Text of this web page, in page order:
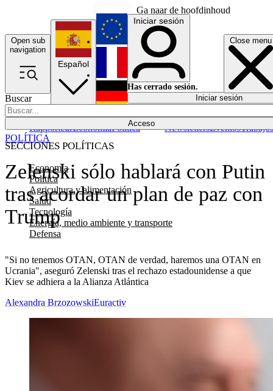
Ga naar de hoofdinhoud
Open sub
navigation
Close menu
Buscar
Acceso
SECCIONES POLÍTICAS
Economía
Política
Agricultura y alimentación
Salud
Tecnología
Energía, medio ambiente y transporte
Defensa
RapporteurEconomíaPolítica NewslettersEventosTrabajos
Español
English
Français
Iniciar sesión
Has cerrado sesión.
Iniciar sesión
Zelenski sólo hablará con Putin
tras acordar un plan de paz con
Trump
"Si no tenemos OTAN, OTAN de verdad, haremos una OTAN en
Ucrania", aseguró Zelenski tras el rechazo estadounidense a que
Kiev se adhiera a la Alianza Atlántica
POLÍTICA
Alexandra BrzozowskiEuractiv